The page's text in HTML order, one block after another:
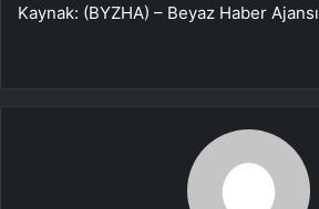
Kaynak: (BYZHA) – Beyaz Haber Ajansı